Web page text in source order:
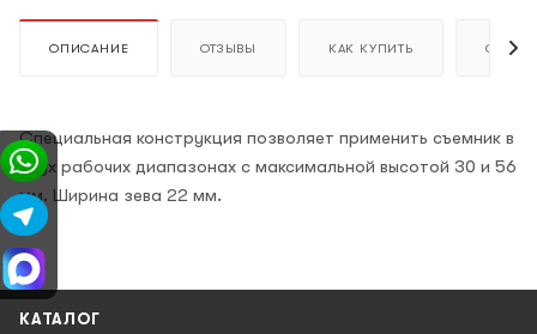
ОПИСАНИЕ ОТЗЫВЫ КАК КУПИТЬ ОПЛАТА
Специальная конструкция позволяет применить съемник в
двух рабочих диапазонах с максимальной высотой 30 и 56
мм. Ширина зева 22 мм.
КАТАЛОГ